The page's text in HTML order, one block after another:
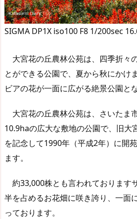
SIGMA DP1X iso100 F8 1/200sec
大宮花の丘農林公苑は、四季折々
とができる公園で、夏から秋にかけ
ビアの花が一面に広がる絶景公園と
大宮花の丘農林公苑は、さいたま
10.9haの広大な敷地の公園で、旧大
を記念して1990年（平成2年）に開
ます。
約33,000株とも言われております
半を占めるお花畑に咲き誇り、一面
っております。